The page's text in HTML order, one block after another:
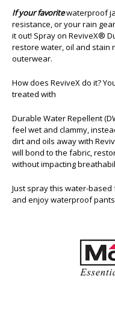
If your favoritewaterproof
resistance, or your rain
it out! Spray on ReviveX®
restore water, oil and stain
outerwear.
How does ReviveX do it?
treated with
Durable Water Repellent
feel wet and clammy,
dirt and oils away with
will bond to the fabric,
without impacting
Just spray this water-
and enjoy waterproof